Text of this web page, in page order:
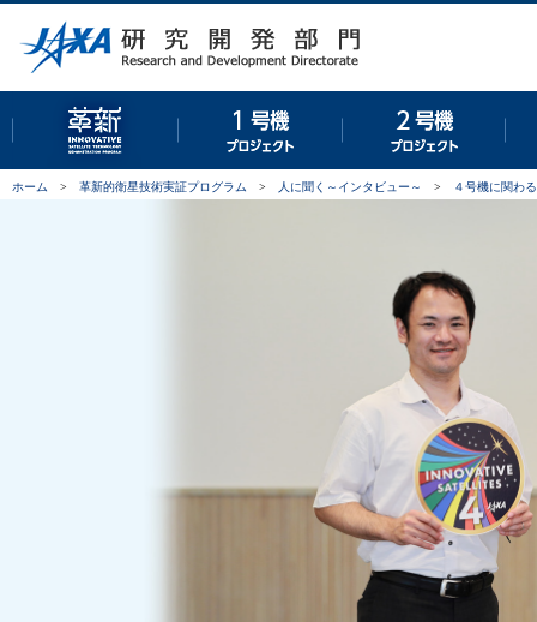
ホーム > 革新的衛星技術実証プログラム > 人に聞く～インタビュー～ > ４号機に関わ